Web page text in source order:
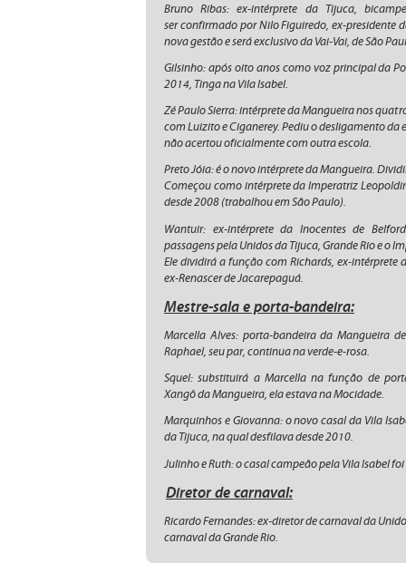
Bruno Ribas: ex-intérprete da Tijuca,
ser confirmado por Nilo Figuiredo, ex-presidente
nova gestão e será exclusivo da Vai-Vai, de São
Gilsinho: após oito anos como voz principal da
2014, Tinga na Vila Isabel.
Zé Paulo Sierra: intérprete da Mangueira nos
com Luizito e Ciganerey. Pediu o desligamento da
não acertou oficialmente com outra escola.
Preto Jóia: é o novo intérprete da Mangueira.
Começou como intérprete da Imperatriz
desde 2008 (trabalhou em São Paulo).
Wantuir: ex-intérprete da Inocentes de
passagens pela Unidos da Tijuca, Grande Rio e o
Ele dividirá a função com Richards, ex-intérprete
ex-Renascer de Jacarepaguá.
Mestre-sala e porta-bandeira:
Marcella Alves: porta-bandeira da Mangueira
Raphael, seu par, continua na verde-e-rosa.
Squel: substituirá a Marcella na função de
Xangô da Mangueira, ela estava na Mocidade.
Marquinhos e Giovanna: o novo casal da Vila
da Tijuca, na qual desfilava desde 2010.
Julinho e Ruth: o casal campeão pela Vila Isabel
Diretor de carnaval:
Ricardo Fernandes: ex-diretor de carnaval da
carnaval da Grande Rio.